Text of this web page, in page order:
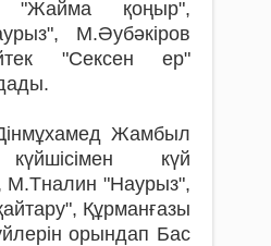
"Жайма қоңыр",
М.Әубәкіров
"Сексен ер"
Жамбыл
күй
М.Тналин "Наурыз",
Құрманғазы
орындап Бас